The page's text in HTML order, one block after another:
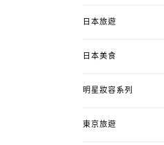
日本旅遊
日本美食
明星妝容系列
東京旅遊